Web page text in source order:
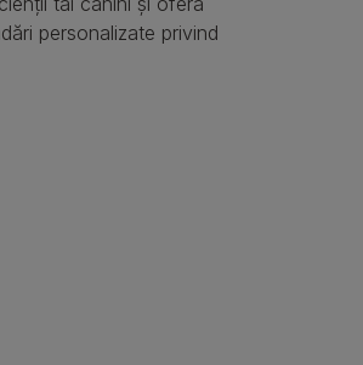
personalizate privind